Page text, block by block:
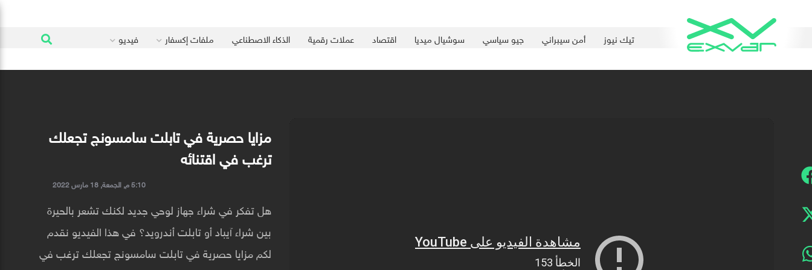
تيك نيوز أمن سيبراني جيو سياسي سوشيال ميديا اقتصاد عملات رقمية الذكاء الاصطناعي ملفات إكسفار فيديو
مزايا حصرية في تابلت سامسونج تجعلك
ترغب في اقتنائه
5:10 م, الجمعة, 18 مارس 2022
هل تفكر في شراء جهاز لوحي جديد لكنك تشعر بالحيرة
بين شراء آيباد أو تابلت أندرويد؟ في هذا الفيديو نقدم
لكم مزايا حصرية في تابلت سامسونج تجعلك ترغب في